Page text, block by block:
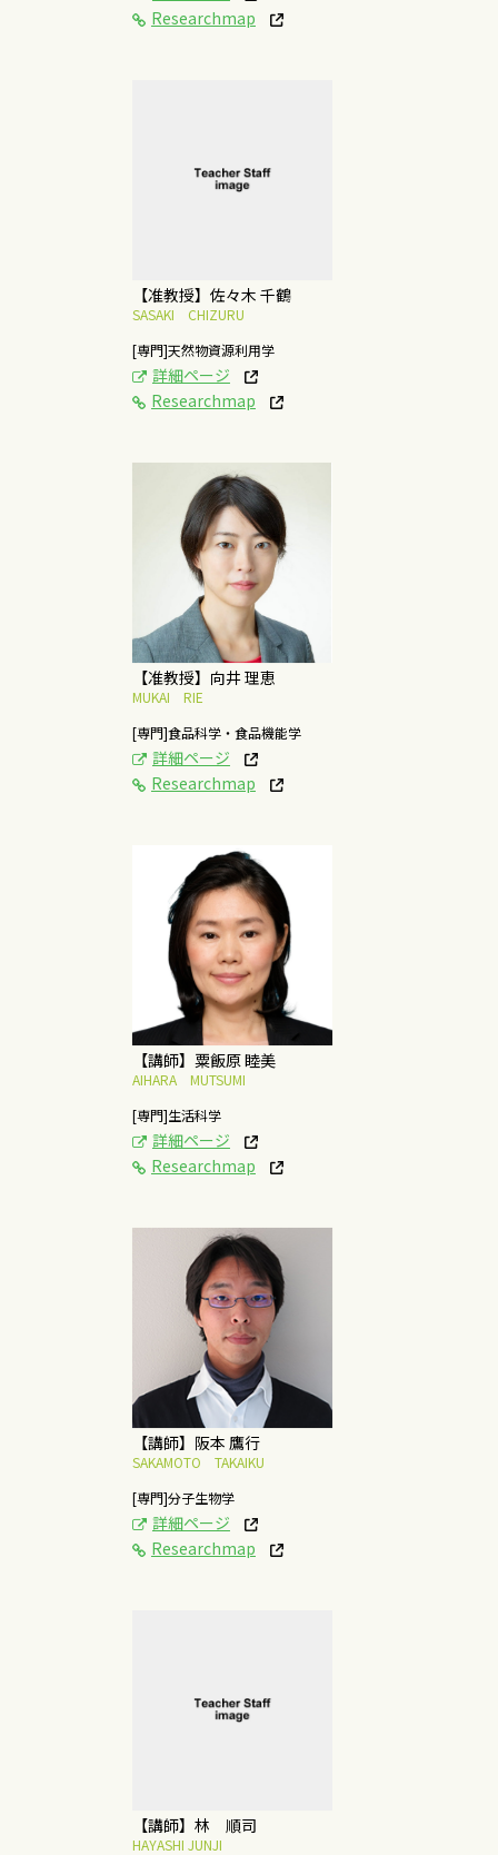
Researchmap
木質系・草本系バイオ
マスの総合的有効利用
【准教授】佐々木 千鶴
SASAKI CHIZURU
[専門]天然物資源利用学
詳細ページ
Researchmap
[研究テーマ]
食品に含まれるフラボ
ノイドの生理機能の研
究
概要はこちら
【准教授】向井 理恵
MUKAI RIE
[専門]食品科学・食品機能学
詳細ページ
Researchmap
[研究テーマ]
食中毒原因菌に有用な
殺菌方法について
【講師】粟飯原 睦美
AIHARA MUTSUMI
[専門]生活科学
詳細ページ
Researchmap
[研究テーマ]
バイオマス資源を利用
した機能性物質の微生
物発酵生産
概要はこちら
【講師】阪本 鷹行
SAKAMOTO TAKAIKU
[専門]分子生物学
詳細ページ
Researchmap
有用酵素の探索と研究
そして産業への活用
【講師】林 順司
HAYASHI JUNJI